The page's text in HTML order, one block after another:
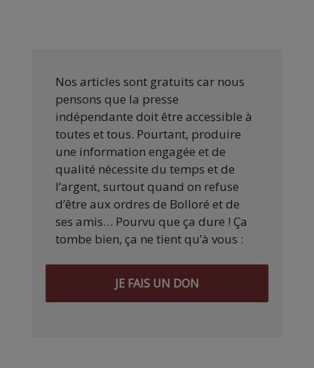
Nos articles sont gratuits car nous
pensons que la presse
indépendante doit être accessible à
toutes et tous. Pourtant, produire
une information engagée et de
qualité nécessite du temps et de
l’argent, surtout quand on refuse
d’être aux ordres de Bolloré et de
ses amis… Pourvu que ça dure ! Ça
tombe bien, ça ne tient qu’à vous :
JE FAIS UN DON